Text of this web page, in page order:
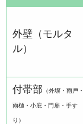
外壁（モルタ
ル）
付帯部 （外塀・雨戸・
雨樋・小庇・門扉・手す
り）